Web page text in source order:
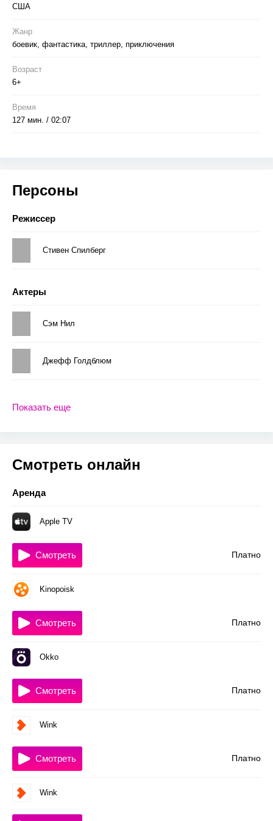
США
Жанр
боевик, фантастика, триллер, приключения
Возраст
6+
Время
127 мин. / 02:07
Персоны
Режиссер
Стивен Спилберг
Актеры
Сэм Нил
Джефф Голдблюм
Показать еще
Смотреть онлайн
Аренда
Apple TV
Платно
Смотреть
Kinopoisk
Платно
Смотреть
Okko
Платно
Смотреть
Wink
Платно
Смотреть
Wink